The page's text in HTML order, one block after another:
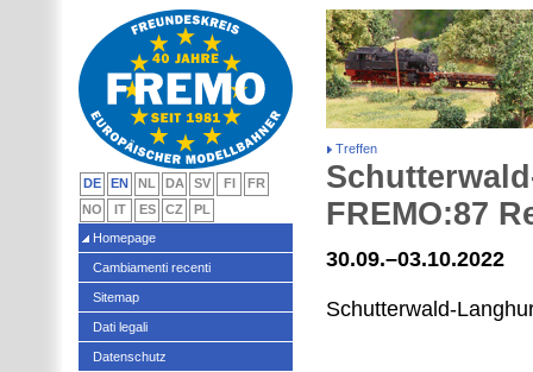
Treffen
FREMO:87
30.09.–03.10.2022
Schutterwald-
DE EN NL DA SV FI
FR
NO
IT ES CZ
PL
Homepage
Cambiamenti recenti
Sitemap
Dati legali
Datenschutz